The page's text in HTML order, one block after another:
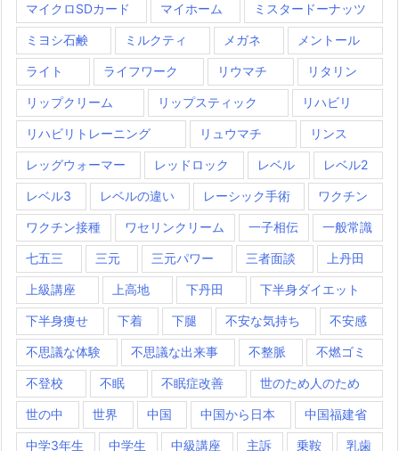
マイクロSDカード マイホーム ミスタードーナッツ
ミヨシ石鹸 ミルクティ メガネ メントール
ライト ライフワーク リウマチ リタリン
リップクリーム リップスティック リハビリ
リハビリトレーニング リュウマチ リンス
レッグウォーマー レッドロック レベル レベル2
レベル3 レベルの違い レーシック手術 ワクチン
ワクチン接種 ワセリンクリーム 一子相伝 一般常識
七五三 三元 三元パワー 三者面談 上丹田
上級講座 上高地 下丹田 下半身ダイエット
下半身痩せ 下着 下腿 不安な気持ち 不安感
不思議な体験 不思議な出来事 不整脈 不燃ゴミ
不登校 不眠 不眠症改善 世のため人のため
世の中 世界 中国 中国から日本 中国福建省
中学3年生 中学生 中級講座 主訴 乗鞍 乳歯